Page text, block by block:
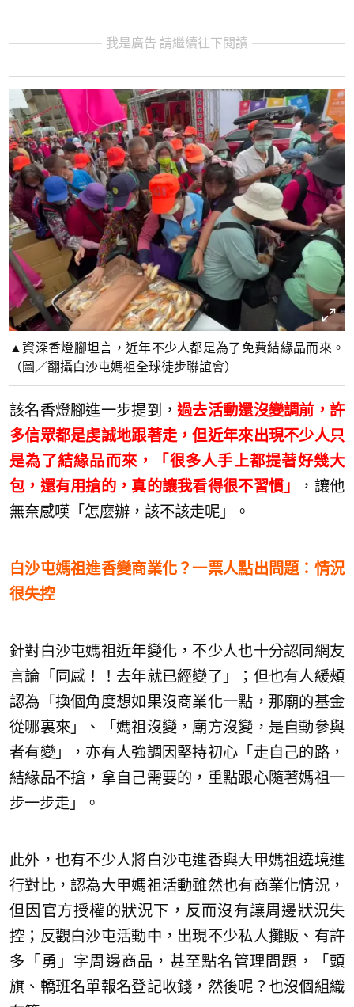
我是廣告 請繼續往下閱讀
▲資深香燈腳坦言，近年不少人都是為了免費結緣品而來。
（圖／翻攝白沙屯媽祖全球徒步聯誼會）
該名香燈腳進一步提到，過去活動還沒變調前，許
多信眾都是虔誠地跟著走，但近年來出現不少人只
是為了結緣品而來，「很多人手上都提著好幾大
包，還有用搶的，真的讓我看得很不習慣」
，讓他
無奈感嘆「怎麼辦，該不該走呢」。
白沙屯媽祖進香變商業化？一票人點出問題：情況
很失控
針對白沙屯媽祖近年變化，不少人也十分認同網友
言論「同感！！去年就已經變了」；但也有人緩頰
認為「換個角度想如果沒商業化一點，那廟的基金
從哪裏來」、「媽祖沒變，廟方沒變，是自動參與
者有變」，亦有人強調因堅持初心「走自己的路，
結緣品不搶，拿自己需要的，重點跟心隨著媽祖一
步一步走」。
此外，也有不少人將白沙屯進香與大甲媽祖遶境進
行對比，認為大甲媽祖活動雖然也有商業化情況，
但因官方授權的狀況下，反而沒有讓周邊狀況失
控；反觀白沙屯活動中，出現不少私人攤販、有許
多「勇」字周邊商品，甚至點名管理問題，「頭
旗、轎班名單報名登記收錢，然後呢？也沒個組織